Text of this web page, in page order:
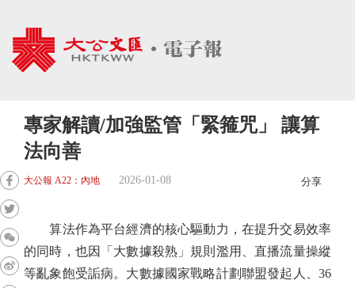
專家解讀/加強監管「緊箍咒」 讓算
法向善
大公報 A22：內地 2026-01-08 分享
算法作為平台經濟的核心驅動力，在提升交易效率
的同時，也因「大數據殺熟」規則濫用、直播流量操縱
等亂象飽受詬病。大數據國家戰略計劃聯盟發起人、36